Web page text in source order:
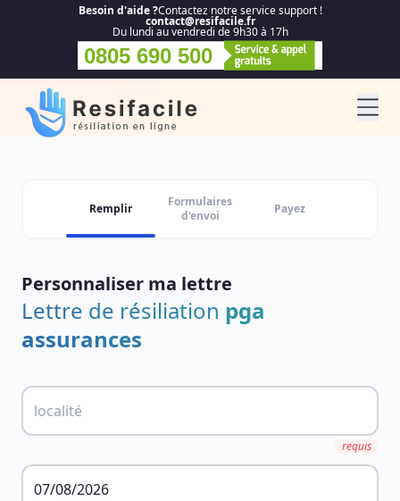
Besoin d'aide ?Contactez notre service support !
contact@resifacile.fr
Du lundi au vendredi de 9h30 à 17h
0805 690 500
Remplir
Formulaires
d'envoi
Payez
Personnaliser ma lettre
Lettre de résiliation pga
assurances
requis